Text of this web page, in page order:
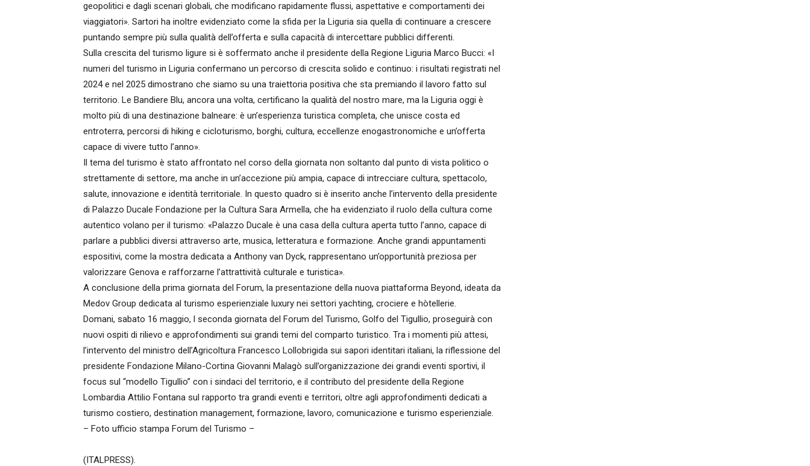
geopolitici e dagli scenari globali, che modificano rapidamente flussi, aspettative e comportamenti dei
viaggiatori». Sartori ha inoltre evidenziato come la sfida per la Liguria sia quella di continuare a crescere
puntando sempre più sulla qualità dell’offerta e sulla capacità di intercettare pubblici differenti.
Sulla crescita del turismo ligure si è soffermato anche il presidente della Regione Liguria Marco Bucci: «I
numeri del turismo in Liguria confermano un percorso di crescita solido e continuo: i risultati registrati nel
2024 e nel 2025 dimostrano che siamo su una traiettoria positiva che sta premiando il lavoro fatto sul
territorio. Le Bandiere Blu, ancora una volta, certificano la qualità del nostro mare, ma la Liguria oggi è
molto più di una destinazione balneare: è un’esperienza turistica completa, che unisce costa ed
entroterra, percorsi di hiking e cicloturismo, borghi, cultura, eccellenze enogastronomiche e un’offerta
capace di vivere tutto l’anno».
Il tema del turismo è stato affrontato nel corso della giornata non soltanto dal punto di vista politico o
strettamente di settore, ma anche in un’accezione più ampia, capace di intrecciare cultura, spettacolo,
salute, innovazione e identità territoriale. In questo quadro si è inserito anche l’intervento della presidente
di Palazzo Ducale Fondazione per la Cultura Sara Armella, che ha evidenziato il ruolo della cultura come
autentico volano per il turismo: «Palazzo Ducale è una casa della cultura aperta tutto l’anno, capace di
parlare a pubblici diversi attraverso arte, musica, letteratura e formazione. Anche grandi appuntamenti
espositivi, come la mostra dedicata a Anthony van Dyck, rappresentano un’opportunità preziosa per
valorizzare Genova e rafforzarne l’attrattività culturale e turistica».
A conclusione della prima giornata del Forum, la presentazione della nuova piattaforma Beyond, ideata da
Medov Group dedicata al turismo esperienziale luxury nei settori yachting, crociere e hòtellerie.
Domani, sabato 16 maggio, l seconda giornata del Forum del Turismo, Golfo del Tigullio, proseguirà con
nuovi ospiti di rilievo e approfondimenti sui grandi temi del comparto turistico. Tra i momenti più attesi,
l’intervento del ministro dell’Agricoltura Francesco Lollobrigida sui sapori identitari italiani, la riflessione del
presidente Fondazione Milano-Cortina Giovanni Malagò sull’organizzazione dei grandi eventi sportivi, il
focus sul “modello Tigullio” con i sindaci del territorio, e il contributo del presidente della Regione
Lombardia Attilio Fontana sul rapporto tra grandi eventi e territori, oltre agli approfondimenti dedicati a
turismo costiero, destination management, formazione, lavoro, comunicazione e turismo esperienziale.
– Foto ufficio stampa Forum del Turismo –
(ITALPRESS).